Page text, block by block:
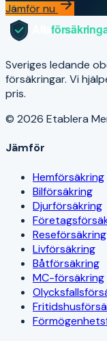
Jämför nu
Sveriges ledande
försäkringar. Vi
pris.
© 2026 Etablera
Jämför
Hemförsäkring
Bilförsäkring
Djurförsäkring
Reseförsäkring
Livförsäkring
Båtförsäkring
MC-försäkring